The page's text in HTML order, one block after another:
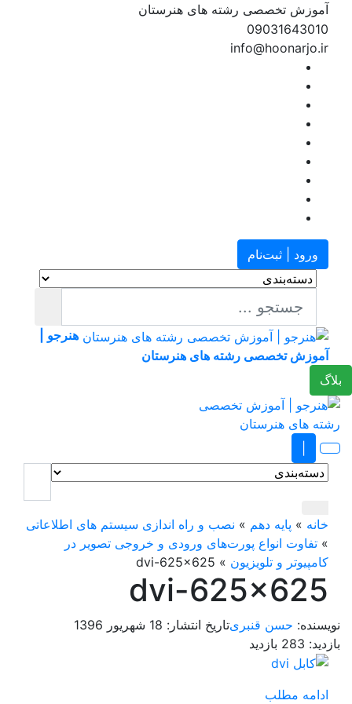
تخصصی رشته های هنرستان
| ثبت‌نام
هنرجو |
تخصصی رشته های هنرستان
|
»پایه دهم» نصب و راه اندازی سیستم های اطلاعاتی
تفاوت انواع پورت‌های ورودی و خروجی تصویر در
و تلویزیون»
dvi-625×625
dvi-
حسن قنبری تاریخ انتشار:18 شهریور 1396
283 بازدید
مطلب